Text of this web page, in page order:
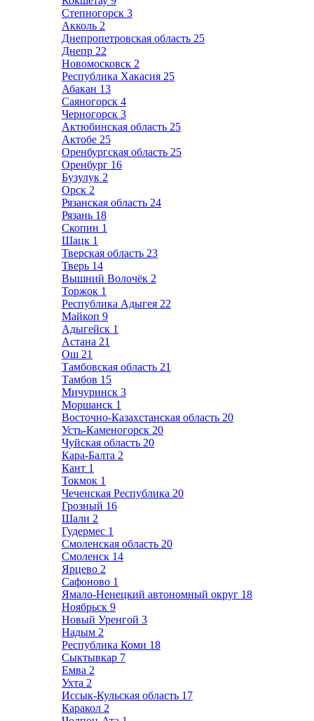
Степногорск 3
Акколь 2
Днепропетровская область 25
Днепр 22
Новомосковск 2
Республика Хакасия 25
Абакан 13
Саяногорск 4
Черногорск 3
Актюбинская область 25
Актобе 25
Оренбургская область 25
Оренбург 16
Бузулук 2
Орск 2
Рязанская область 24
Рязань 18
Скопин 1
Шацк 1
Тверская область 23
Тверь 14
Вышний Волочёк 2
Торжок 1
Республика Адыгея 22
Майкоп 9
Адыгейск 1
Астана 21
Ош 21
Тамбовская область 21
Тамбов 15
Мичуринск 3
Моршанск 1
Восточно-Казахстанская область 20
Усть-Каменогорск 20
Чуйская область 20
Кара-Балта 2
Кант 1
Токмок 1
Чеченская Республика 20
Грозный 16
Шали 2
Гудермес 1
Смоленская область 20
Смоленск 14
Ярцево 2
Сафоново 1
Ямало-Ненецкий автономный округ 18
Ноябрьск 9
Новый Уренгой 3
Надым 2
Республика Коми 18
Сыктывкар 7
Емва 2
Ухта 2
Иссык-Кульская область 17
Каракол 2